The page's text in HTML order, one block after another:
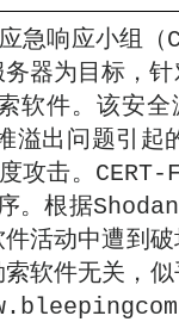
急响应小组（
器为目标，
软件。该安
溢出问题引
攻击。
。根据
活动中遭到
软件无关，